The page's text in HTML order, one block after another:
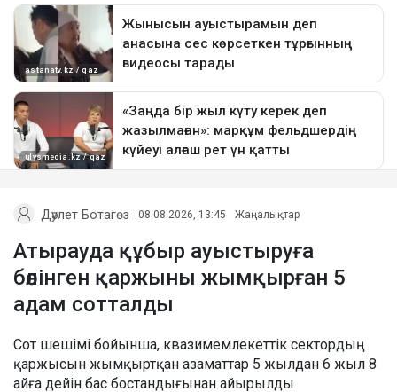
Дәулет Ботагөз 08.08.2026, 13:45 Жаңалықтар
Атырауда құбыр ауыстыруға
бөлінген қаржыны жымқырған 5
адам сотталды
Сот шешімі бойынша, квазимемлекеттік сектордың
қаржысын жымқыртқан азаматтар 5 жылдан 6 жыл 8
айға дейін бас бостандығынан айырылды